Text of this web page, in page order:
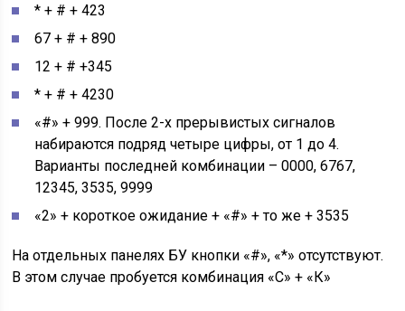
* + # + 423
67 + # + 890
12 + # +345
* + # + 4230
«#» + 999. После 2-х прерывистых сигналов
набираются подряд четыре цифры, от 1 до 4.
Варианты последней комбинации – 0000, 6767,
12345, 3535, 9999
«2» + короткое ожидание + «#» + то же + 3535
На отдельных панелях БУ кнопки «#», «*» отсутствуют.
В этом случае пробуется комбинация «С» + «К»